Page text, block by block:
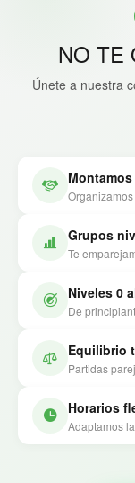
NO TE
Únete a nuestra
Grupos
Te
Niveles 0
De
Equilibrio
Partidas
Horarios
Adaptamos